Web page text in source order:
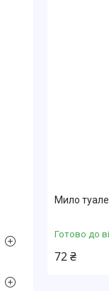
Мило
Готово до
72 ₴